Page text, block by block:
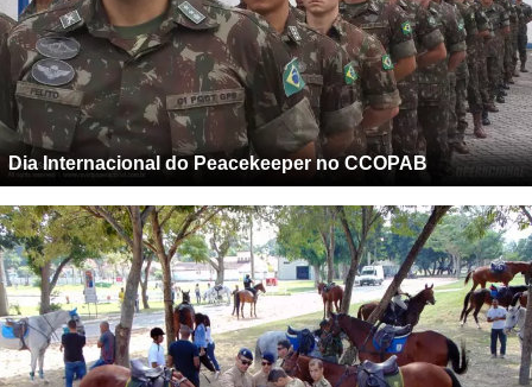
Dia Internacional do Peacekeeper no CCOPAB